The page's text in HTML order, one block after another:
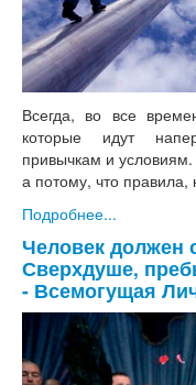
Всегда, во все
которые идут
привычкам и
а потому, что правила,
Подробнее...
Человек должен
Сверхдуше,
- Всемогущая